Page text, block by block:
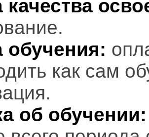
качества
обучения:
как сам
об обучении: